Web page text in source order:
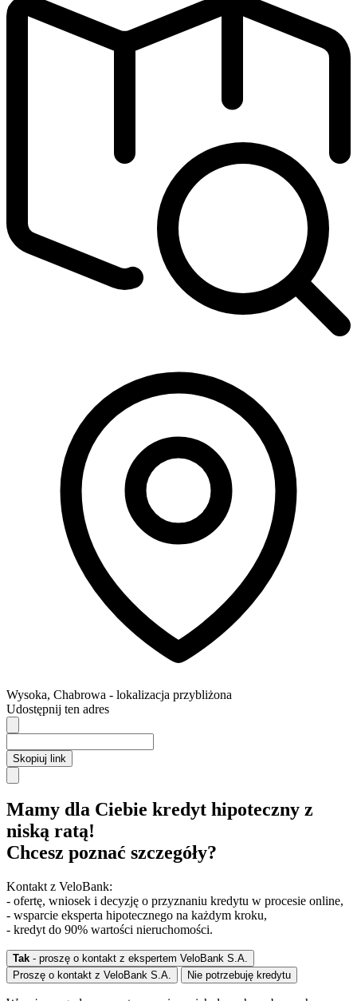
Wysoka, Chabrowa - lokalizacja przybliżona
Udostępnij ten adres
Skopiuj link
Mamy dla Ciebie kredyt hipoteczny z
niską ratą!
Chcesz poznać szczegóły?
Kontakt z VeloBank:
- ofertę, wniosek i decyzję o przyznaniu kredytu w procesie online,
- wsparcie eksperta hipotecznego na każdym kroku,
- kredyt do 90% wartości nieruchomości.
Tak - proszę o kontakt z ekspertem VeloBank S.A.
Proszę o kontakt z VeloBank S.A.
Nie potrzebuję kredytu